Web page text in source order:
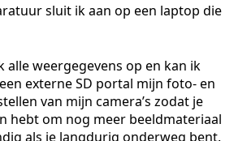
sluit ik aan op een laptop die
alle weergegevens op en kan ik
externe SD portal mijn foto- en
van mijn camera’s zodat je
hebt om nog meer beeldmateriaal
als je langdurig onderweg bent.